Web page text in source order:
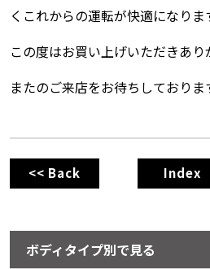
くこれからの運転が快適になりま
この度はお買い上げいただきあ
またのご来店をお待ちしておりま
<< Back Index
ボディタイプ別で見る